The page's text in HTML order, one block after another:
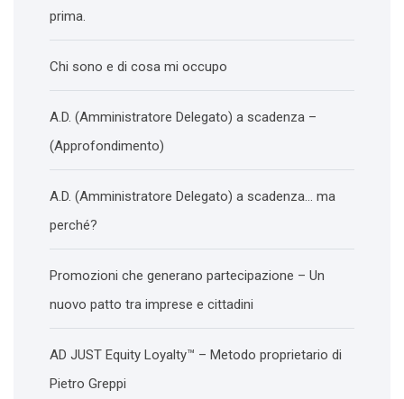
prima.
Chi sono e di cosa mi occupo
A.D. (Amministratore Delegato) a scadenza –
(Approfondimento)
A.D. (Amministratore Delegato) a scadenza… ma
perché?
Promozioni che generano partecipazione – Un
nuovo patto tra imprese e cittadini
AD JUST Equity Loyalty™ – Metodo proprietario di
Pietro Greppi